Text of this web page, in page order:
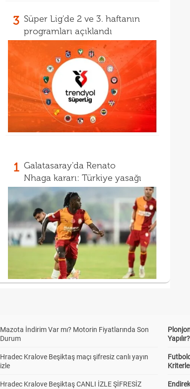
3 Süper Lig'de 2 ve 3. haftanın
programları açıklandı
1 Galatasaray'da Renato
Nhaga kararı: Türkiye yasağı
Mazota İndirim Var mı? Motorin Fiyatlarında Son
Durum
Hradec Kralove Beşiktaş maçı şifresiz canlı yayın
izle
Hradec Kralove Beşiktaş CANLI İZLE ŞİFRESİZ
Yapılır?